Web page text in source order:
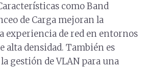
como Band
de Carga mejoran la
experiencia de red en entornos
alta densidad. También es
gestión de VLAN para una